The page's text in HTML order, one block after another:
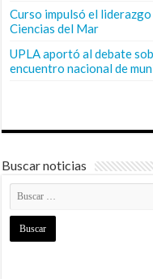
Curso impulsó el
Ciencias del Mar
UPLA aportó al debate
encuentro nacional de
Buscar noticias